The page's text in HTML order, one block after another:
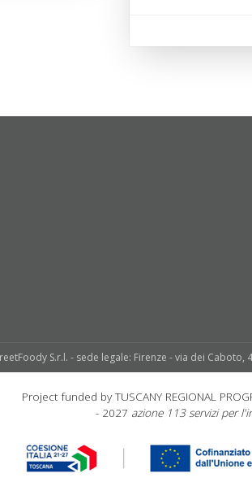
S.r.l. - sede legale: Firenze - via dei Caboto,
Project funded by TUSCANY REGIONAL
- 2027 azione 113 servizi per